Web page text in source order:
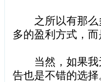
之所以有那么
多的盈利方式，
当然，如果我
告也是不错的选择